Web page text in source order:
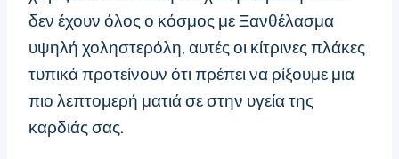
δεν έχουν όλος ο κόσμος με Ξανθέλασμα
υψηλή χοληστερόλη, αυτές οι κίτρινες πλάκες
τυπικά προτείνουν ότι πρέπει να ρίξουμε μια
πιο λεπτομερή ματιά σε στην υγεία της
καρδιάς σας.